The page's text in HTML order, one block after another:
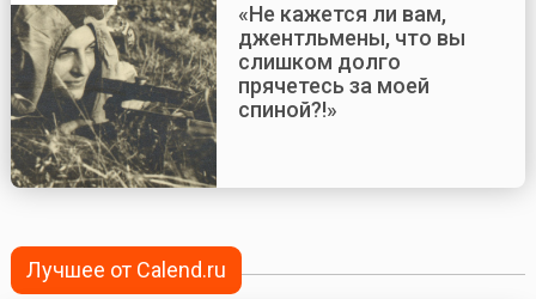
«Не кажется ли вам,
джентльмены, что вы
слишком долго
прячетесь за моей
спиной?!»
Лучшее от Calend.ru